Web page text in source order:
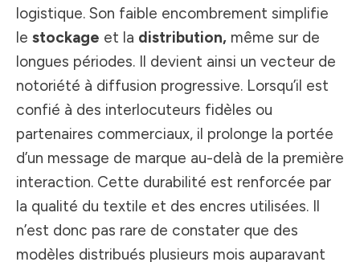
logistique. Son faible encombrement simplifie
le stockage et la distribution, même sur de
longues périodes. Il devient ainsi un vecteur de
notoriété à diffusion progressive. Lorsqu’il est
confié à des interlocuteurs fidèles ou
partenaires commerciaux, il prolonge la portée
d’un message de marque au-delà de la première
interaction. Cette durabilité est renforcée par
la qualité du textile et des encres utilisées. Il
n’est donc pas rare de constater que des
modèles distribués plusieurs mois auparavant